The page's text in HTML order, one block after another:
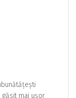
mai ușor